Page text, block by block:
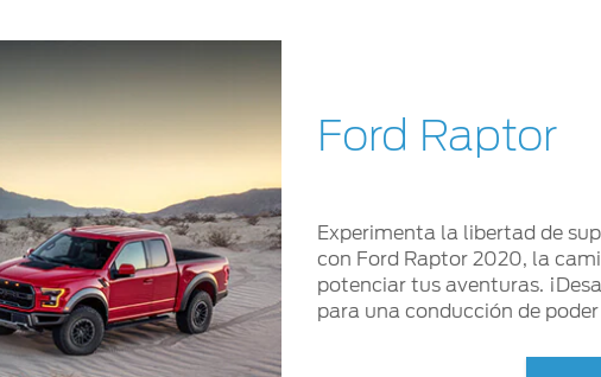
Ford Raptor
Experimenta la libertad de
con Ford Raptor 2020, la
potenciar tus aventuras.
para una conducción de